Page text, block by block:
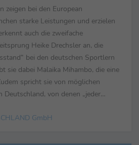
zeigen bei den European
starke Leistungen und erzielen
auch die zweifache
Heike Drechsler an, die
bei den deutschen Sportlern
sie dabei Malaika Mihambo, die eine
spricht sie von möglichen
Deutschland, von denen „jeder
GmbH